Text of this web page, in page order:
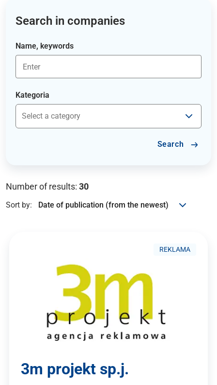
Search in companies
Name, keywords
Kategoria
Search
Number of results: 30
Sort by:
REKLAMA
3m projekt sp.j.